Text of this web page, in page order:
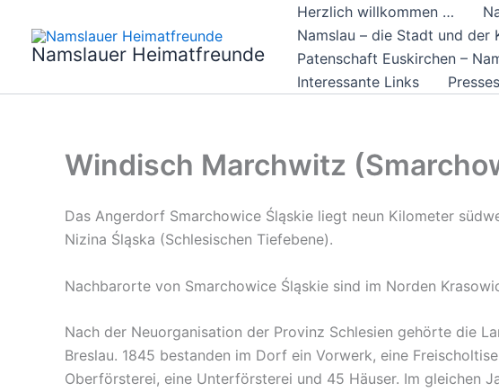
Inhalt
springenNamslauer Heimatfreunde
Herzlich willkommen …
Namslau – die Stadt und der
Patenschaft Euskirchen –
Interessante Links
Windisch Marchwitz
Das Angerdorf Smarchowice Śląskie liegt neun Kilometer
Nizina Śląska (Schlesischen Tiefebene).
Nachbarorte von Smarchowice Śląskie sind im Norden
Nach der Neuorganisation der Provinz Schlesien gehörte die
Breslau. 1845 bestanden im Dorf ein Vorwerk, eine
Oberförsterei, eine Unterförsterei und 45 Häuser. Im gleichen